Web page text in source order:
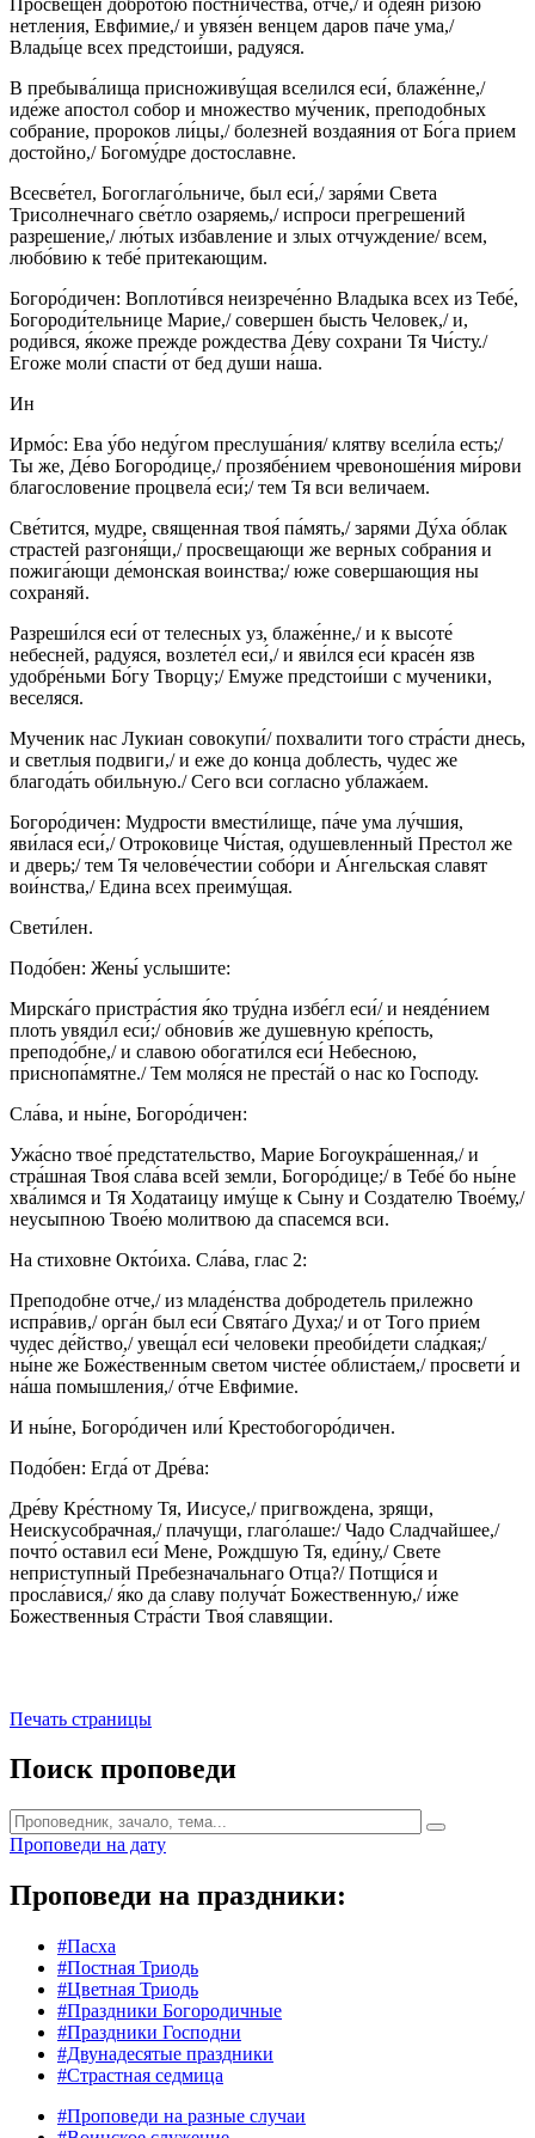
нетления, Евфимие,/ и увязе́н венцем даров па́че ума,/
Влады́це всех предстои́ши, радуяся.
В пребыва́лища присноживу́щая вселился еси́, блаже́нне,/
иде́же апостол собор и множество му́ченик, преподобных
собрание, пророков ли́цы,/ болезней воздаяния от Бо́га прием
достойно,/ Богому́дре достославне.
Всесве́тел, Богоглаго́льниче, был еси́,/ заря́ми Света
Трисолнечнаго све́тло озаряемь,/ испроси прегрешений
разрешение,/ лю́тых избавление и злых отчуждение/ всем,
любо́вию к тебе́ притекающим.
Богоро́дичен: Воплоти́вся неизрече́нно Владыка всех из Тебе́,
Богороди́тельнице Марие,/ совершен бысть Человек,/ и,
роди́вся, я́коже прежде рождества Де́ву сохрани Тя Чи́сту./
Eгoже моли́ спасти́ от бед души на́ша.
Ин
Ирмо́с: Ева у́бо неду́гом преслуша́ния/ клятву всели́ла есть;/
Ты же, Де́во Богоро́дице,/ прозябе́нием чревоноше́ния ми́рови
благословение процвела́ еси́;/ тем Тя вси величаем.
Све́тится, мудре, священная твоя́ па́мять,/ зарями Ду́ха о́блак
страстей разгоня́щи,/ просвещающи же верных собрания и
пожига́ющи де́монская воинства;/ юже совершающия ны
сохраняй.
Разреши́лся еси́ от телесных уз, блаже́нне,/ и к высоте́
небесней, радуяся, возлете́л еси́,/ и яви́лся еси́ красе́н язв
удобре́ньми Бо́гу Творцу;/ Емуже предстои́ши с мученики,
веселяся.
Мученик нас Лукиан совокупи́/ похвалити того стра́сти днесь,
и светлыя подвиги,/ и еже до конца доблесть, чудес же
благода́ть обильную./ Сего вси согласно ублажа́ем.
Богоро́дичен: Мудрости вмести́лище, па́че ума лу́чшия,
яви́лася еси́,/ Отроковице Чи́стая, одушевленный Престол же
и дверь;/ тем Тя челове́честии собо́ри и А́нгельская славят
вои́нства,/ Едина всех преиму́щая.
Свети́лен.
Подо́бен: Жены́ услышите:
Мирска́го пристра́стия я́ко тру́дна избе́гл еси́/ и неяде́нием
плоть увяди́л еси́;/ обнови́в же душевную кре́пость,
преподо́бне,/ и славою обогати́лся еси́ Небесною,
приснопа́мятне./ Тем моля́ся не преста́й о нас ко Господу.
Сла́ва, и ны́не, Богоро́дичен:
Ужа́сно твое́ предстательство, Марие Богоукра́шенная,/ и
стра́шная Твоя́ сла́ва всей земли, Богоро́дице;/ в Тебе́ бо ны́не
хва́лимся и Тя Ходатаицу иму́ще к Сыну и Создателю Твое́му,/
неусыпною Твое́ю молитвою да спасемся вси.
На стиховне Окто́иха. Сла́ва, глас 2:
Преподобне отче,/ из младе́нства добродетель прилежно
испра́вив,/ орга́н был еси́ Свята́го Духа;/ и от Того прие́м
чудес де́йство,/ увеща́л еси́ человеки преоби́дети сла́дкая;/
ны́не же Боже́ственным светом чисте́е облиста́ем,/ просвети́ и
на́ша помышления,/ о́тче Евфимие.
И ны́не, Богоро́дичен или́ Крестобогоро́дичен.
Подо́бен: Егда́ от Дре́ва:
Дре́ву Кре́стному Тя, Иисусе,/ пригвождена, зрящи,
Неискусобрачная,/ плачущи, глаго́лаше:/ Чадо Сладчайшее,/
почто́ оставил еси́ Мене, Рождшую Тя, еди́ну,/ Свете
неприступный Пребезначальнаго Отца?/ Потщи́ся и
просла́вися,/ я́ко да славу получа́т Божественную,/ и́же
Божественныя Стра́сти Твоя́ славящии.
Печать страницы
Поиск проповеди
Проповеди на дату
Проповеди на праздники:
#Пасха
#Постная Триодь
#Цветная Триодь
#Праздники Богородичные
#Праздники Господни
#Двунадесятые праздники
#Страстная седмица
#Проповеди на разные случаи